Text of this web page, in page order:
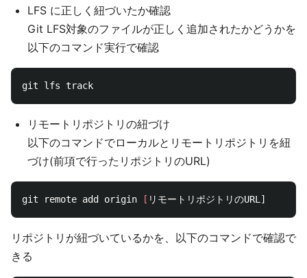
LFS に正しく紐づいたか確認
Git LFS対象のファイルが正しく追加されたかどうかを
以下のコマンド実行で確認
リモートリポジトリの紐づけ
以下のコマンドでローカルとリモートリポジトリを紐
づけ(前項で行ったリポジトリのURL)
git remote add origin [
リポジトリが紐づいているかを、以下のコマンドで確認で
きる